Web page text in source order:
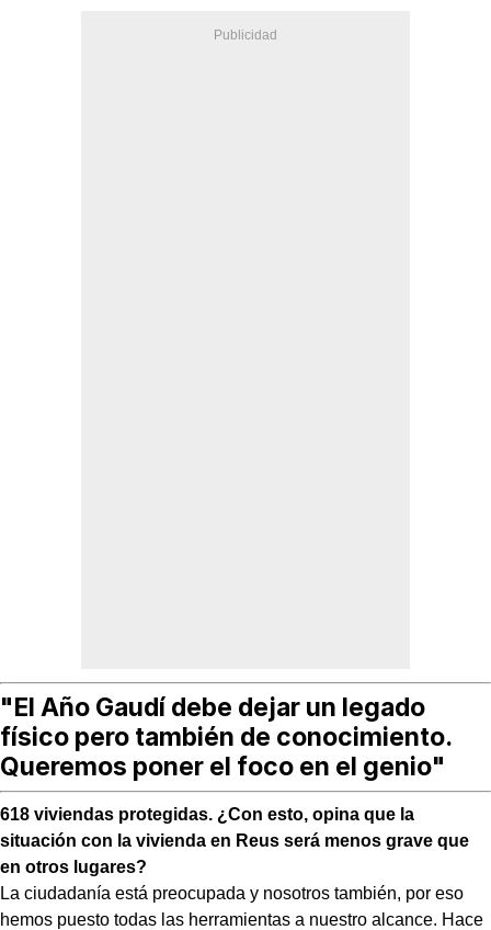
"El Año Gaudí debe dejar un legado
físico pero también de conocimiento.
Queremos poner el foco en el genio"
618 viviendas protegidas. ¿Con esto, opina que la
situación con la vivienda en Reus será menos grave que
en otros lugares?
La ciudadanía está preocupada y nosotros también, por eso
hemos puesto todas las herramientas a nuestro alcance. Hace